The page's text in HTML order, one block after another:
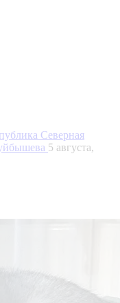
Северная
5 августа,